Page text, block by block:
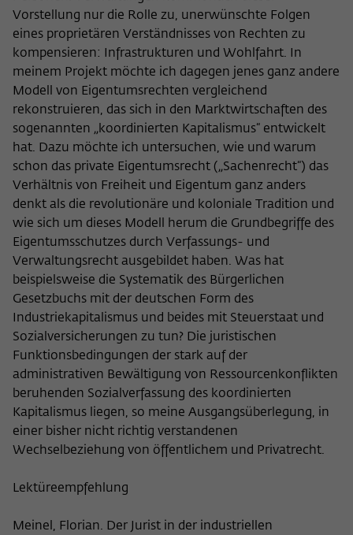
Vorstellung nur die Rolle zu, unerwünschte Folgen
eines proprietären Verständnisses von Rechten zu
kompensieren: Infrastrukturen und Wohlfahrt. In
meinem Projekt möchte ich dagegen jenes ganz andere
Modell von Eigentumsrechten vergleichend
rekonstruieren, das sich in den Marktwirtschaften des
sogenannten „koordinierten Kapitalismus“ entwickelt
hat. Dazu möchte ich untersuchen, wie und warum
schon das private Eigentumsrecht („Sachenrecht“) das
Verhältnis von Freiheit und Eigentum ganz anders
denkt als die revolutionäre und koloniale Tradition und
wie sich um dieses Modell herum die Grundbegriffe des
Eigentumsschutzes durch Verfassungs- und
Verwaltungsrecht ausgebildet haben. Was hat
beispielsweise die Systematik des Bürgerlichen
Gesetzbuchs mit der deutschen Form des
Industriekapitalismus und beides mit Steuerstaat und
Sozialversicherungen zu tun? Die juristischen
Funktionsbedingungen der stark auf der
administrativen Bewältigung von Ressourcenkonflikten
beruhenden Sozialverfassung des koordinierten
Kapitalismus liegen, so meine Ausgangsüberlegung, in
einer bisher nicht richtig verstandenen
Wechselbeziehung von öffentlichem und Privatrecht.
Lektüreempfehlung
Meinel, Florian. Der Jurist in der industriellen
Zweck
der/die Besucher:in durch eine Verlinkung
auf wiko-berlin.de weitergeleitet wurde.
Anbieter Matomo
Laufzeit 30 Minuten
Zweck
Dieses kurzlebige Cookie wird dazu
verwendet, vorübergehend Daten über
den aktuellen Aufenthalt des Besuchs auf
der Webseite des Wissenschaftskollegs
können